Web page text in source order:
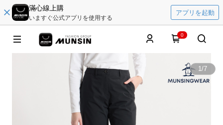
滿心線上購
いますぐ公式アプリを使用する
アプリを起動
0
1/7